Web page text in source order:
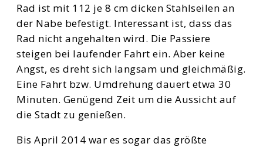
Rad ist mit 112 je 8 cm dicken Stahlseilen an
der Nabe befestigt. Interessant ist, dass das
Rad nicht angehalten wird. Die Passiere
steigen bei laufender Fahrt ein. Aber keine
Angst, es dreht sich langsam und gleichmäßig.
Eine Fahrt bzw. Umdrehung dauert etwa 30
Minuten. Genügend Zeit um die Aussicht auf
die Stadt zu genießen.
Bis April 2014 war es sogar das größte